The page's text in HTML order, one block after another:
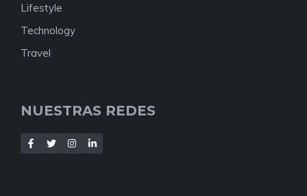
Lifestyle
Technology
Travel
NUESTRAS REDES